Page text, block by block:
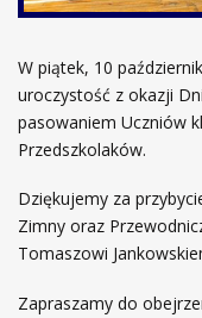
W piątek, 10
uroczystość z okazji
pasowaniem Uczniów
Przedszkolaków.
Dziękujemy za
Zimny oraz
Tomaszowi
Zapraszamy do